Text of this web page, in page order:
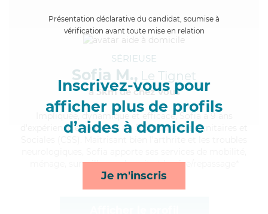
Présentation déclarative du candidat, soumise à
vérification avant toute mise en relation
Inscrivez-vous pour
afficher plus de profils
d’aides à domicile
Je m'inscris
SÉRIEUSE
Sofia M., Le Tignet
à 5km de chez Vous
, dynamique et efficace, Sofia a 9 ans
d'expérience et possède un BEP Carrières Sanitaires et
ménage, surveillance de nuit et lessive/repassage*